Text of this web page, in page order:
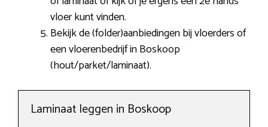
vloer kunt vinden.
Bekijk de (folder)aanbiedingen bij vloerders of
een vloerenbedrijf in Boskoop
(hout/parket/laminaat).
Laminaat leggen in Boskoop